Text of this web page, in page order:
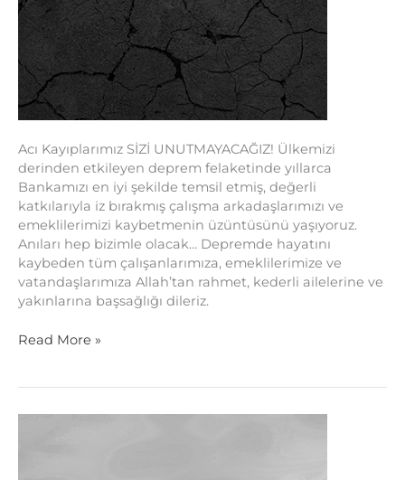
Acı Kayıplarımız SİZİ UNUTMAYACAĞIZ! Ülkemizi
derinden etkileyen deprem felaketinde yıllarca
Bankamızı en iyi şekilde temsil etmiş, değerli
katkılarıyla iz bırakmış çalışma arkadaşlarımızı ve
emeklilerimizi kaybetmenin üzüntüsünü yaşıyoruz.
Anıları hep bizimle olacak… Depremde hayatını
kaybeden tüm çalışanlarımıza, emeklilerimize ve
vatandaşlarımıza Allah’tan rahmet, kederli ailelerine ve
yakınlarına başsağlığı dileriz.
Read More »